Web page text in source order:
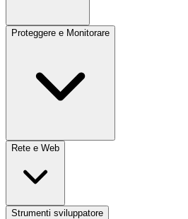
Proteggere e Monitorare
Rete e Web
Strumenti sviluppatore